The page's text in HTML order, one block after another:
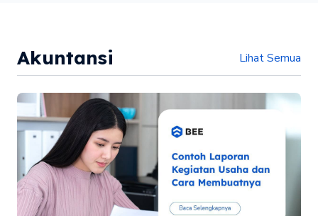
Akuntansi Lihat Semua